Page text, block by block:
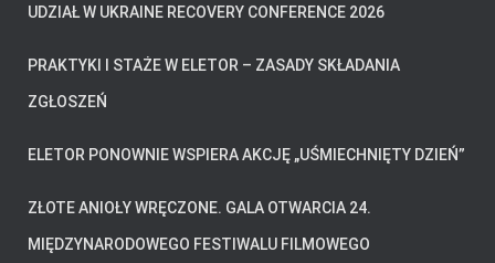
UDZIAŁ W UKRAINE RECOVERY CONFERENCE 2026
PRAKTYKI I STAŻE W ELETOR – ZASADY SKŁADANIA
ZGŁOSZEŃ
ELETOR PONOWNIE WSPIERA AKCJĘ „UŚMIECHNIĘTY DZIEŃ”
ZŁOTE ANIOŁY WRĘCZONE. GALA OTWARCIA 24.
MIĘDZYNARODOWEGO FESTIWALU FILMOWEGO